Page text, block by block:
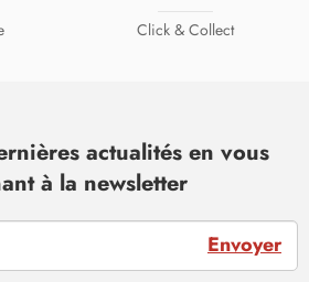
Click & Collect
actualités en vous
à la newsletter
Envoyer